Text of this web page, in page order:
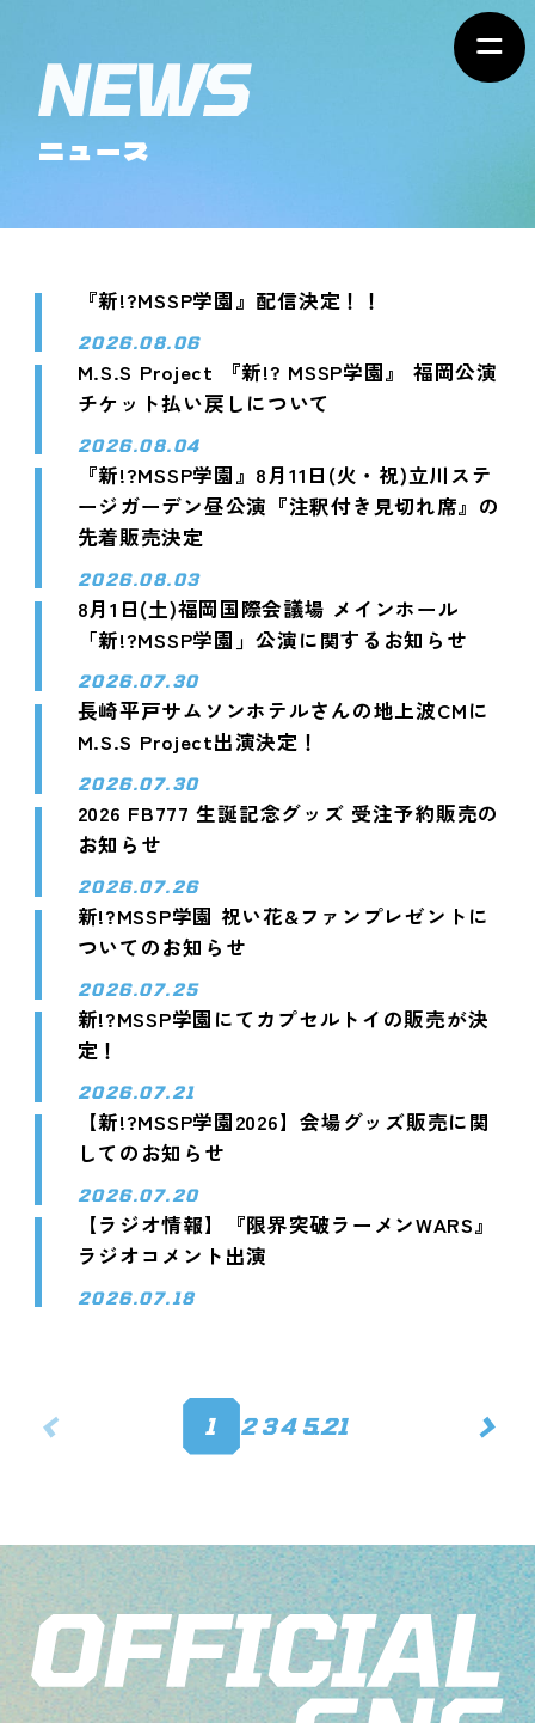
ニュース
『新!?MSSP学園』配信決定！！
2026.08.06
M.S.S Project 『新!? MSSP学園』 福岡公演
チケット払い戻しについて
2026.08.04
『新!?MSSP学園』8月11日(火・祝)立川ステ
ージガーデン昼公演『注釈付き見切れ席』の
先着販売決定
2026.08.03
8月1日(土)福岡国際会議場 メインホール
「新!?MSSP学園」公演に関するお知らせ
2026.07.30
長崎平戸サムソンホテルさんの地上波CMに
M.S.S Project出演決定！
2026.07.30
2026 FB777 生誕記念グッズ 受注予約販売の
お知らせ
2026.07.26
新!?MSSP学園 祝い花&ファンプレゼントに
ついてのお知らせ
2026.07.25
新!?MSSP学園にてカプセルトイの販売が決
定！
2026.07.21
【新!?MSSP学園2026】会場グッズ販売に関
してのお知らせ
2026.07.20
【ラジオ情報】『限界突破ラーメンWARS』
ラジオコメント出演
2026.07.18
< 1 2 34 5
…21 >